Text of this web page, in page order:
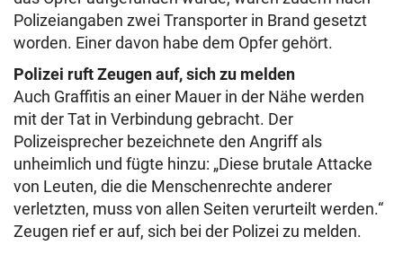
Polizeiangaben zwei Transporter in Brand gesetzt
worden. Einer davon habe dem Opfer gehört.
Polizei ruft Zeugen auf, sich zu melden
Auch Graffitis an einer Mauer in der Nähe werden
mit der Tat in Verbindung gebracht. Der
Polizeisprecher bezeichnete den Angriff als
unheimlich und fügte hinzu: „Diese brutale Attacke
von Leuten, die die Menschenrechte anderer
verletzten, muss von allen Seiten verurteilt werden.“
Zeugen rief er auf, sich bei der Polizei zu melden.